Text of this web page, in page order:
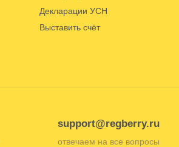
Декларации УСН
Выставить счёт
support@regberry.ru
отвечаем на все вопросы